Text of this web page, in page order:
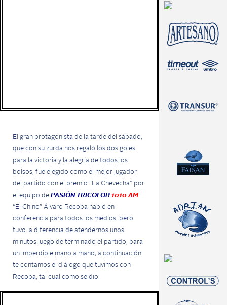
El gran protagonista de la tarde del sábado,
que con su zurda nos regaló los dos goles
para la victoria y la alegría de todos los
bolsos, fue elegido como el mejor jugador
del partido con el premio “La Chevecha” por
el equipo de PASIÓN TRICOLOR 1010 AM
“El Chino” Álvaro Recoba habló en
conferencia para todos los medios, pero
tuvo la diferencia de atendernos unos
minutos luego de terminado el partido, para
un imperdible mano a mano; a continuación
te contamos el diálogo que tuvimos con
Recoba, tal cual como se dio: